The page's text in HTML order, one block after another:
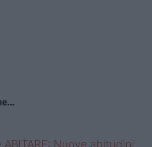
ABITARE: Nuove abitudini